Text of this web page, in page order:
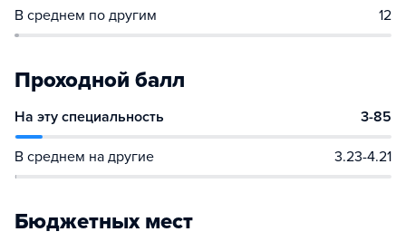
В среднем по другим 12
Проходной балл
На эту специальность 3-85
В среднем на другие 3.23-4.21
Бюджетных мест